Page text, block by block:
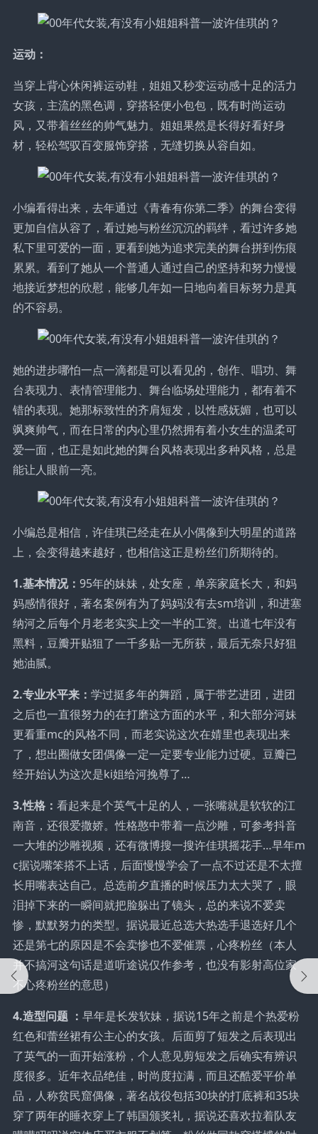
运动：
当穿上背心休闲裤运动鞋，姐姐又秒变运动感十足的活力
女孩，主流的黑色调，穿搭轻便小包包，既有时尚运动
风，又带着丝丝的帅气魅力。姐姐果然是长得好看好身
材，轻松驾驭百变服饰穿搭，无缝切换从容自如。
小编看得出来，去年通过《青春有你第二季》的舞台变得
更加自信从容了，看过她与粉丝沉沉的羁绊，看过许多她
私下里可爱的一面，更看到她为追求完美的舞台拼到伤痕
累累。看到了她从一个普通人通过自己的坚持和努力慢慢
地接近梦想的欣慰，能够几年如一日地向着目标努力是真
的不容易。
她的进步哪怕一点一滴都是可以看见的，创作、唱功、舞
台表现力、表情管理能力、舞台临场处理能力，都有着不
错的表现。她那标致性的齐肩短发，以性感妩媚，也可以
飒爽帅气，而在日常的内心里仍然拥有着小女生的温柔可
爱一面，也正是如此她的舞台风格表现出多种风格，总是
能让人眼前一亮。
小编总是相信，许佳琪已经走在从小偶像到大明星的道路
上，会变得越来越好，也相信这正是粉丝们所期待的。
1.基本情况： 95年的妹妹，处女座，单亲家庭长大，和妈
妈感情很好，著名案例有为了妈妈没有去sm培训，和进塞
纳河之后每个月老老实实上交一半的工资。出道七年没有
黑料，豆瓣开贴狙了一千多贴一无所获，最后无奈只好狙
她油腻。
2.专业水平来： 学过挺多年的舞蹈，属于带艺进团，进团
之后也一直很努力的在打磨这方面的水平，和大部分河妹
更看重mc的风格不同，而老实说这次在婧里也表现出来
了，想出圈做女团偶像一定一定要专业能力过硬。豆瓣已
经开始认为这次是ki姐给河挽尊了…
3.性格： 看起来是个英气十足的人，一张嘴就是软软的江
南音，还很爱撒娇。性格憨中带着一点沙雕，可参考抖音
一大堆的沙雕视频，还有微博搜一搜许佳琪摇花手…早年m
c据说嘴笨搭不上话，后面慢慢学会了一点不过还是不太擅
长用嘴表达自己。总选前夕直播的时候压力太大哭了，眼
泪掉下来的一瞬间就把脸躲出了镜头，总的来说不爱卖
惨，默默努力的类型。据说最近总选大热选手退选好几个
还是第七的原因是不会卖惨也不爱催票，心疼粉丝（本人
并不搞河这句话是道听途说仅作参考，也没有影射高位家
不心疼粉丝的意思）
4.造型问题 ： 早年是长发软妹，据说15年之前是个热爱粉
红色和蕾丝裙有公主心的女孩。后面剪了短发之后表现出
了英气的一面开始涨粉，个人意见剪短发之后确实有辨识
度很多。近年衣品绝佳，时尚度拉满，而且还酷爱平价单
品，人称贫民窟偶像，著名战役包括30块的打底裤和35块
穿了两年的睡衣穿上了韩国颁奖礼，据说还喜欢拉着队友